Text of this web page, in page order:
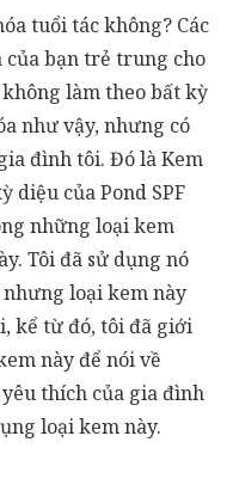
tuổi tác không? Các
của bạn trẻ trung cho
không làm theo bất kỳ
như vậy, nhưng có
đình tôi. Đó là Kem
diệu của Pond SPF
những loại kem
Tôi đã sử dụng nó
loại kem này
kể từ đó, tôi đã giới
này để nói về
thích của gia đình
loại kem này.